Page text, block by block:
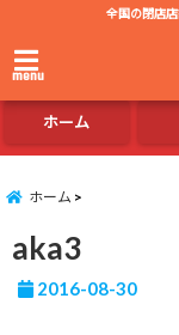
全国の閉店
menu
ホーム
ホーム
aka3
2016-08-30